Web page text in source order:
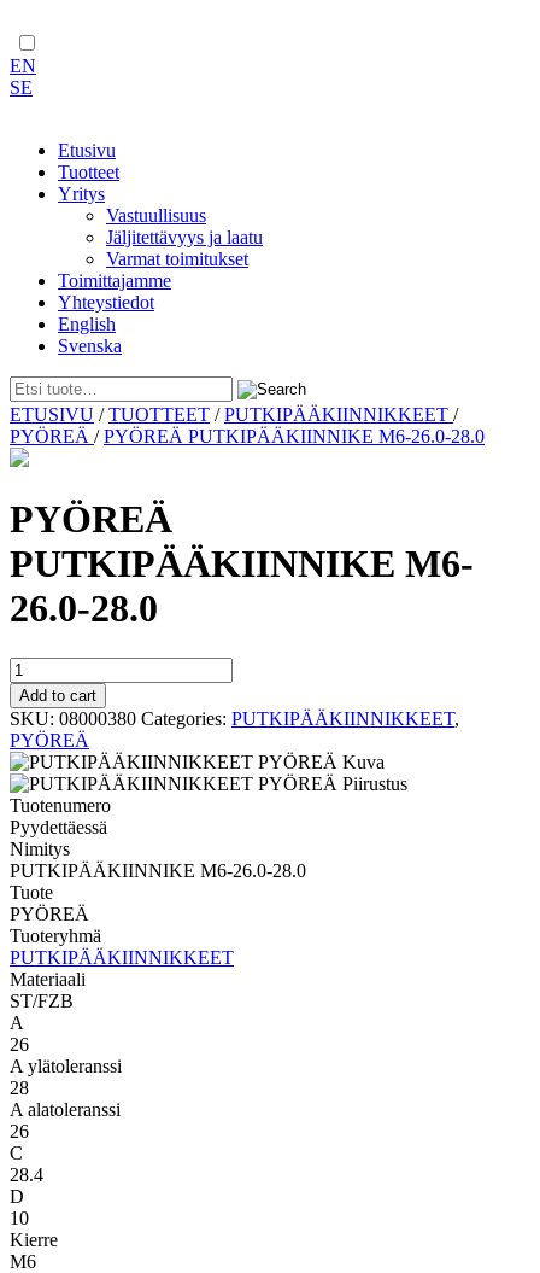
EN
SE
Etusivu
Tuotteet
Yritys
Vastuullisuus
Jäljitettävyys ja laatu
Varmat toimitukset
Toimittajamme
Yhteystiedot
English
Svenska
Skip
to
content
ETUSIVU /TUOTTEET /PUTKIPÄÄKIINNIKKEET /
PYÖREÄ /PYÖREÄ PUTKIPÄÄKIINNIKE M6-26.0-28.0
PYÖREÄ
PUTKIPÄÄKIINNIKE M6-
26.0-28.0
PYÖREÄ
PUTKIPÄÄKIINNIKE
M6-
26.0-
28.0
quantity
Add to cart
SKU: 08000380 Categories: PUTKIPÄÄKIINNIKKEET,
PYÖREÄ
Tuotenumero
Pyydettäessä
Nimitys
PUTKIPÄÄKIINNIKE M6-26.0-28.0
Tuote
PYÖREÄ
Tuoteryhmä
PUTKIPÄÄKIINNIKKEET
Materiaali
ST/FZB
A
26
A ylätoleranssi
28
A alatoleranssi
26
C
28.4
D
10
Kierre
M6